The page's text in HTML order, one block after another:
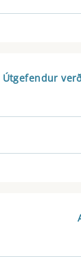
Útgefendur